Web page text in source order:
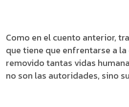
Como en el cuento anterior,
que tiene que enfrentarse a
removido tantas vidas
no son las autoridades, sino